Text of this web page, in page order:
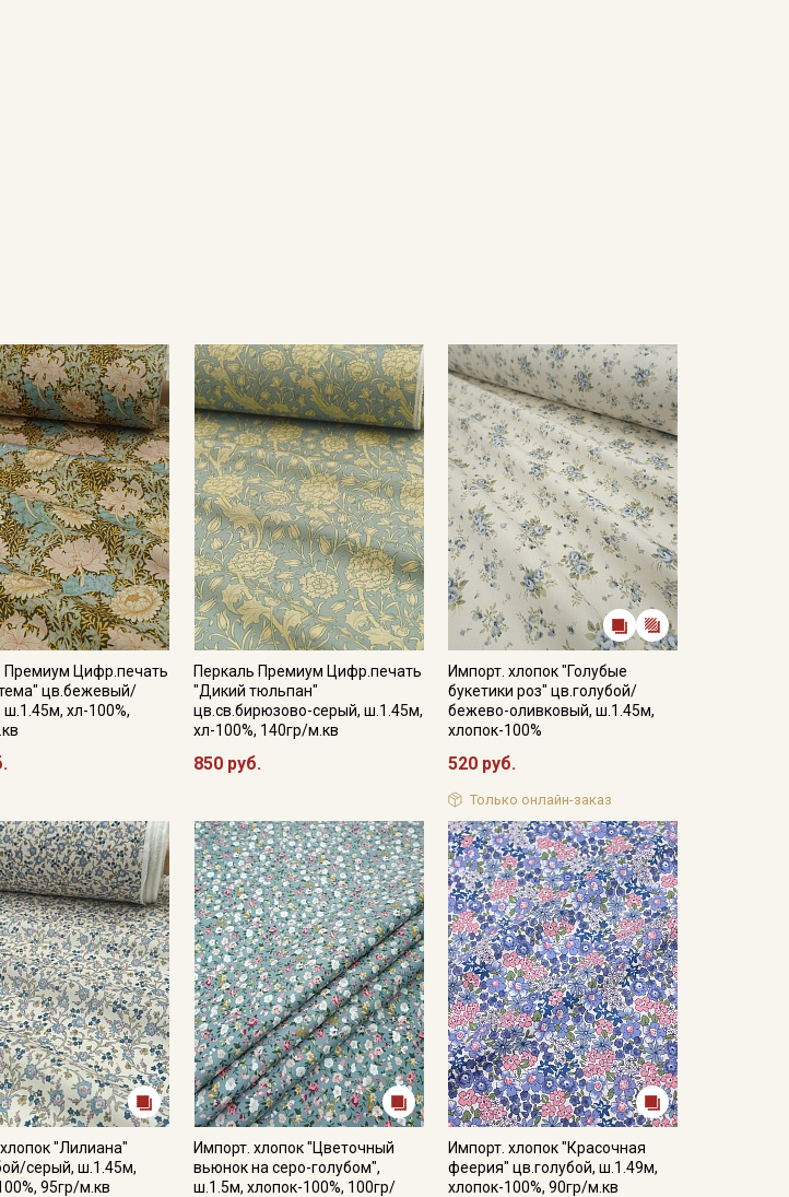
Премиум Цифр.печать
цв.бежевый/
ш.1.45м, хл-100%,
Перкаль Премиум Цифр.печать
"Дикий тюльпан"
цв.св.бирюзово-серый, ш.1.45м,
хл-100%, 140гр/м.кв
850 руб.
Импорт. хлопок "Голубые
букетики роз" цв.голубой/
бежево-оливковый, ш.1.45м,
хлопок-100%
520 руб.
Только онлайн-заказ
"Лилиана"
серый, ш.1.45м,
95гр/м.кв
Импорт. хлопок "Цветочный
вьюнок на серо-голубом",
ш.1.5м, хлопок-100%, 100гр/
Импорт. хлопок "Красочная
феерия" цв.голубой, ш.1.49м,
хлопок-100%, 90гр/м.кв
здесь дополнительные
до 30% на узкие
тканей
обработки персональных
на обработку персональных
рекламных и